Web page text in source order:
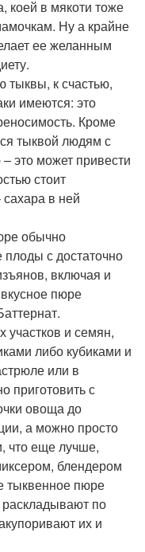
коей в мякоти тоже
Ну а крайне
ее желанным
тыквы, к счастью,
имеются: это
Кроме
тыквой людям с
это может привести
стоит
в ней
обычно
с достаточно
включая и
пюре
и семян,
либо кубиками и
или в
приготовить с
овоща до
а можно просто
что еще лучше,
блендером
тыквенное пюре
раскладывают по
их и